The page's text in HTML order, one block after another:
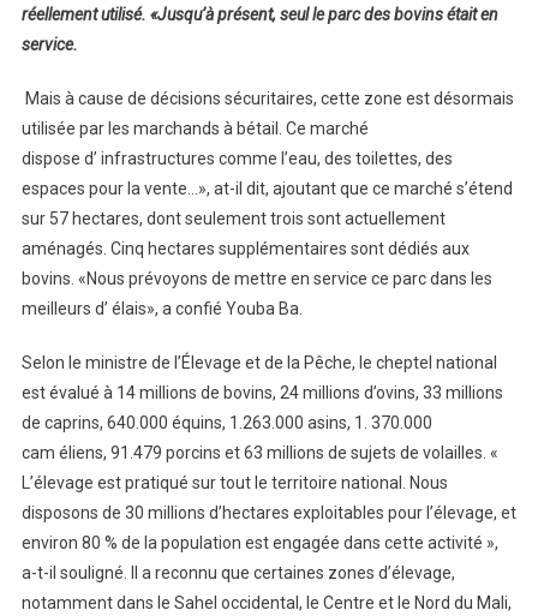
réellement utilisé. «Jusqu’à présent, seul le parc des bovins était en
service.
Mais à cause de décisions sécuritaires, cette zone est désormais
utilisée par les marchands à bétail. Ce marché
dispose d’ infrastructures comme l’eau, des toilettes, des
espaces pour la vente…», at-il dit, ajoutant que ce marché s’étend
sur 57 hectares, dont seulement trois sont actuellement
aménagés. Cinq hectares supplémentaires sont dédiés aux
bovins. «Nous prévoyons de mettre en service ce parc dans les
meilleurs d’ élais», a confié Youba Ba.
Selon le ministre de l’Élevage et de la Pêche, le cheptel national
est évalué à 14 millions de bovins, 24 millions d’ovins, 33 millions
de caprins, 640.000 équins, 1.263.000 asins, 1. 370.000
cam éliens, 91.479 porcins et 63 millions de sujets de volailles. «
L’élevage est pratiqué sur tout le territoire national. Nous
disposons de 30 millions d’hectares exploitables pour l’élevage, et
environ 80 % de la population est engagée dans cette activité »,
a-t-il souligné. Il a reconnu que certaines zones d’élevage,
notamment dans le Sahel occidental, le Centre et le Nord du Mali,